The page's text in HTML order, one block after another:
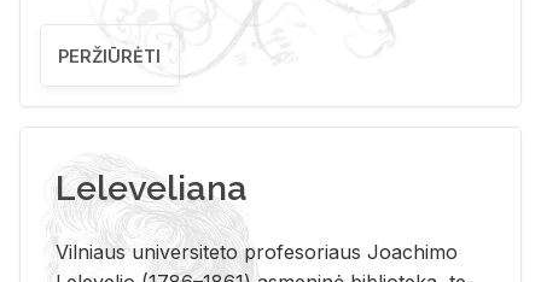
PERŽIŪRĖTI
Leleveliana
Vil­niaus uni­ver­si­te­to pro­fe­so­riaus Jo­a­chi­mo